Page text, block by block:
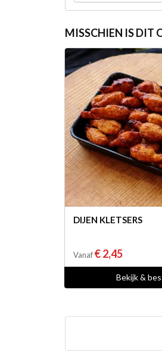
MISSCHIEN IS DIT
DIJEN KLETSERS
Vanaf € 2,45
Bekijk &